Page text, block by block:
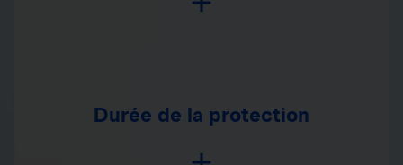
Durée de la protection